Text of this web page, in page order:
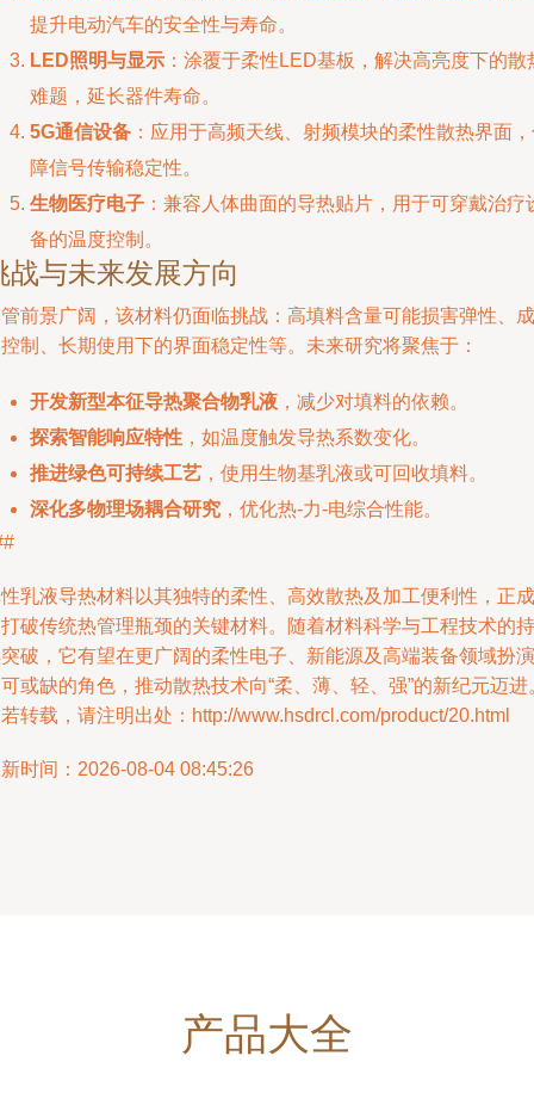
提升电动汽车的安全性与寿命。
LED照明与显示 ：涂覆于柔性LED基板，解决高亮度下的散
难题，延长器件寿命。
5G通信设备 ：应用于高频天线、射频模块的柔性散热界面
障信号传输稳定性。
生物医疗电子 ：兼容人体曲面的导热贴片，用于可穿戴治疗
备的温度控制。
战与未来发展方向
前景广阔，该材料仍面临挑战：高填料含量可能损害弹性、成
制、长期使用下的界面稳定性等。未来研究将聚焦于：
开发新型本征导热聚合物乳液 ，减少对填料的依赖。
探索智能响应特性 ，如温度触发导热系数变化。
推进绿色可持续工艺 ，使用生物基乳液或可回收填料。
深化多物理场耦合研究 ，优化热-力-电综合性能。
乳液导热材料以其独特的柔性、高效散热及加工便利性，正成
破传统热管理瓶颈的关键材料。随着材料科学与工程技术的持
破，它有望在更广阔的柔性电子、新能源及高端装备领域扮演
或缺的角色，推动散热技术向“柔、薄、轻、强”的新纪元迈进
转载，请注明出处：http://www.hsdrcl.com/product/20.html
时间：2026-08-04 08:45:26
产品大全